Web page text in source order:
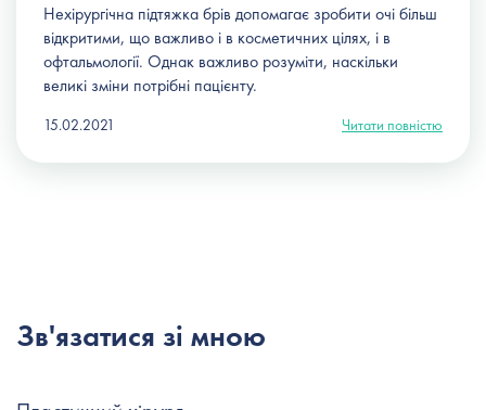
Нехірургічна підтяжка брів допомагає зробити очі більш
відкритими, що важливо і в косметичних цілях, і в
офтальмології. Однак важливо розуміти, наскільки
великі зміни потрібні пацієнту.
15.02.2021 Читати повністю
Зв'язатися зі мною